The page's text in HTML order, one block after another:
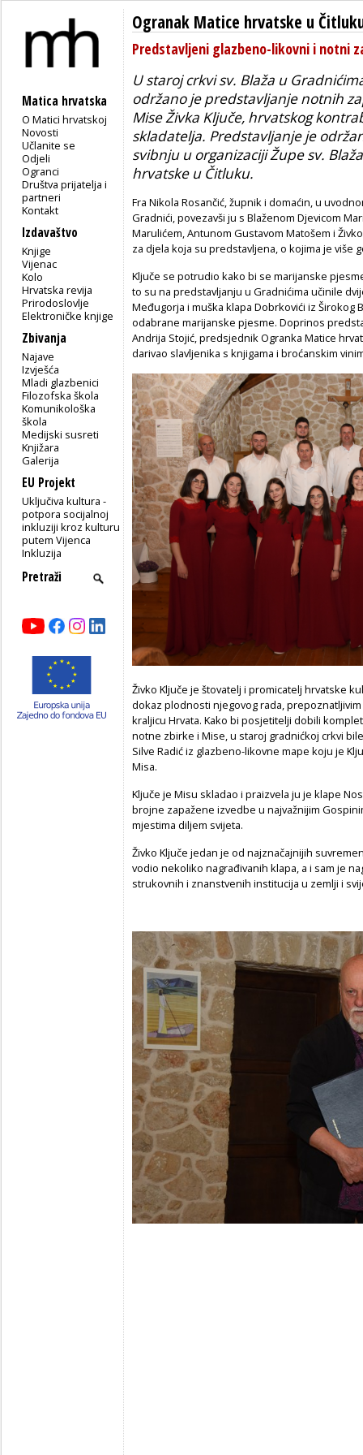
Matica hrvatska
O Matici hrvatskoj
Novosti
Učlanite se
Odjeli
Ogranci
Društva prijatelja i
partneri
Kontakt
Izdavaštvo
Knjige
Vijenac
Kolo
Hrvatska revija
Prirodoslovlje
Elektroničke knjige
Zbivanja
Najave
Izvješća
Mladi glazbenici
Filozofska škola
Komunikološka
škola
Medijski susreti
Knjižara
Galerija
EU Projekt
Uključiva kultura -
potpora socijalnoj
inkluziji kroz kulturu
putem Vijenca
Inkluzija
Ogranak Matice hrvatske u
Predstavljeni glazbeno-likovni i notni
U staroj crkvi sv. Blaža u
održano je predstavljanje notnih
Mise Živka Ključe, hrvatskog
skladatelja. Predstavljanje je
svibnju u organizaciji Župe sv.
hrvatske u Čitluku.
Fra Nikola Rosančić, župnik i domaćin, u
Gradnići, povezavši ju s Blaženom Djevicom
Marulićem, Antunom Gustavom Matošem i
za djela koja su predstavljena, o kojima je više
Ključe se potrudio kako bi se marijanske
to su na predstavljanju u Gradnićima učinile
Međugorja i muška klapa Dobrkovići iz Širokog
odabrane marijanske pjesme. Doprinos
Andrija Stojić, predsjednik Ogranka Matice
darivao slavljenika s knjigama i broćanskim
Živko Ključe je štovatelj i promicatelj hrvatske
dokaz plodnosti njegovog rada,
kraljicu Hrvata. Kako bi posjetitelji dobili
notne zbirke i Mise, u staroj gradnićkoj crkvi
Silve Radić iz glazbeno-likovne mape koju je
Misa.
Ključe je Misu skladao i praizvela ju je klape
brojne zapažene izvedbe u najvažnijim
mjestima diljem svijeta.
Živko Ključe jedan je od najznačajnijih
vodio nekoliko nagrađivanih klapa, a i sam je
strukovnih i znanstvenih institucija u zemlji i